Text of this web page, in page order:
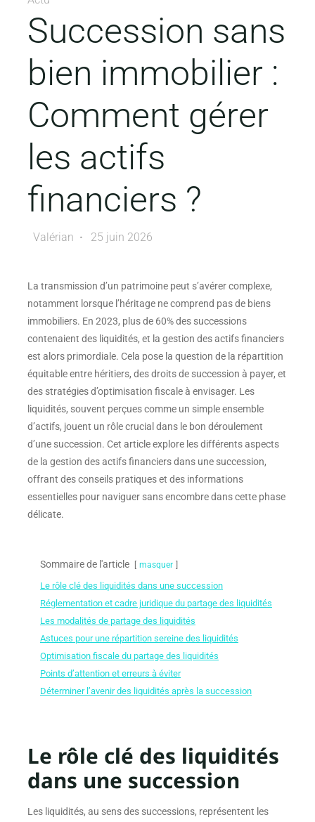
Succession sans
bien immobilier :
Comment gérer
les actifs
financiers ?
Valérian 25 juin 2026
La transmission d’un patrimoine peut s’avérer complexe,
notamment lorsque l’héritage ne comprend pas de biens
immobiliers. En 2023, plus de 60% des successions
contenaient des liquidités, et la gestion des actifs financiers
est alors primordiale. Cela pose la question de la répartition
équitable entre héritiers, des droits de succession à payer, et
des stratégies d’optimisation fiscale à envisager. Les
liquidités, souvent perçues comme un simple ensemble
d’actifs, jouent un rôle crucial dans le bon déroulement
d’une succession. Cet article explore les différents aspects
de la gestion des actifs financiers dans une succession,
offrant des conseils pratiques et des informations
essentielles pour naviguer sans encombre dans cette phase
délicate.
Sommaire de l'article masquer
Le rôle clé des liquidités dans une succession
Réglementation et cadre juridique du partage des liquidités
Les modalités de partage des liquidités
Astuces pour une répartition sereine des liquidités
Optimisation fiscale du partage des liquidités
Points d’attention et erreurs à éviter
Déterminer l’avenir des liquidités après la succession
Le rôle clé des liquidités
dans une succession
Les liquidités, au sens des successions, représentent les